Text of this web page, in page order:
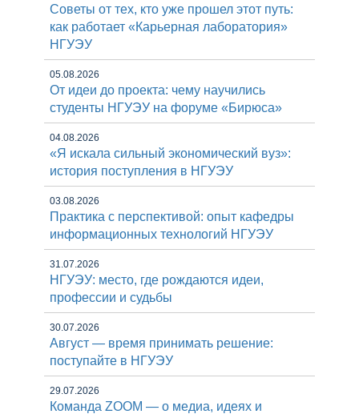
Советы от тех, кто уже прошел этот путь:
как работает «Карьерная лаборатория»
НГУЭУ
05.08.2026
От идеи до проекта: чему научились
студенты НГУЭУ на форуме «Бирюса»
04.08.2026
«Я искала сильный экономический вуз»:
история поступления в НГУЭУ
03.08.2026
Практика с перспективой: опыт кафедры
информационных технологий НГУЭУ
31.07.2026
НГУЭУ: место, где рождаются идеи,
профессии и судьбы
30.07.2026
Август — время принимать решение:
поступайте в НГУЭУ
29.07.2026
Команда ZOOM — о медиа, идеях и